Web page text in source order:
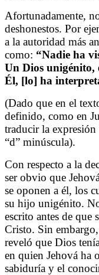
Afortunadamente,
deshonestos. Por
a la autoridad más
como: “Nadie ha
Un Dios unigénito,
Él, [lo] ha
(Dado que en el
definido, como en
traducir la expresión
“d” minúscula).
Con respecto a la
ser obvio que
se oponen a él, los
su hijo unigénito.
escrito antes de que
Cristo. Sin
reveló que Dios
en quien Jehová ha
sabiduría y el